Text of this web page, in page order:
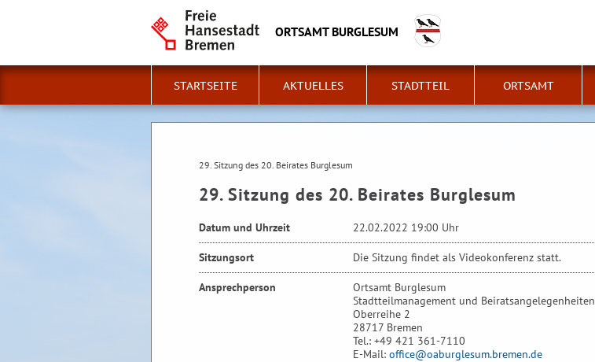
ORTSAMT BURGLESUM
STARTSEITE AKTUELLES STADTTEIL ORTSAMT
29. Sitzung des 20. Beirates Burglesum
29. Sitzung des 20. Beirates Burglesum
Datum und Uhrzeit 22.02.2022 19:00 Uhr
Sitzungsort Die Sitzung findet als Videokonferenz statt.
Ansprechperson
Ortsamt Burglesum
Stadtteilmanagement und Beiratsangelegenheiten
Oberreihe 2
28717 Bremen
Tel.: +49 421 361-7110
E-Mail: office@oaburglesum.bremen.de